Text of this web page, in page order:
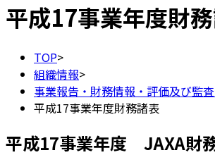
平成17事業年度財
TOP>
組織情報>
事業報告・財務情報・評価及び監
平成17事業年度財務諸表
平成17事業年度 JAXA財